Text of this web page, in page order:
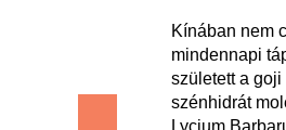
Kínában nem
mindennapi
született a
szénhidrát
Lycium